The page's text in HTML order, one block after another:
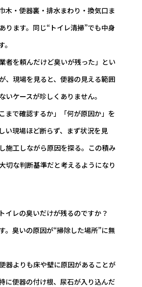
木・便器裏・排水まわり・換気口ま
ります。同じ“トイレ清掃”でも中身
者を頼んだけど臭いが残った」とい
、現場を見ると、便器の見える範囲
いケースが珍しくありません。
まで確認するか」「何が原因か」を
い現場ほど断らず、まず状況を見
施工しながら原因を探る。この積み
切な判断基準だと考えるようになり
イレの臭いだけが残るのですか？
。臭いの原因が“掃除した場所”に無
器よりも床や壁に原因があることが
に便器の付け根、尿石が入り込んだ